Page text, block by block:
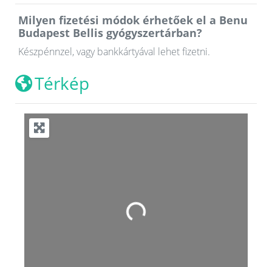
Milyen fizetési módok érhetőek el a Benu
Budapest Bellis gyógyszertárban?
Készpénnzel, vagy bankkártyával lehet fizetni.
Térkép
Loading...